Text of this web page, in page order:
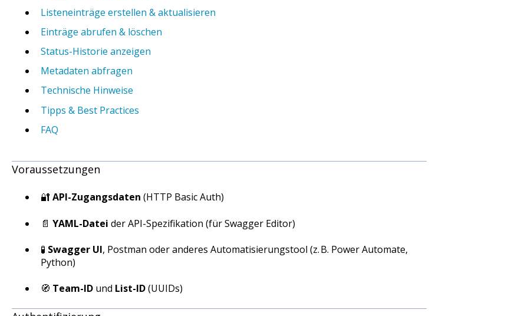
Listeneinträge erstellen & aktualisieren
Einträge abrufen & löschen
Status-Historie anzeigen
Metadaten abfragen
Technische Hinweise
Tipps & Best Practices
FAQ
Voraussetzungen
🔐 API-Zugangsdaten (HTTP Basic Auth)
📄 YAML-Datei der API-Spezifikation (für Swagger Editor)
🧪 Swagger UI, Postman oder anderes Automatisierungstool (z. B. Power Automate,
Python)
🧭 Team-IDund List-ID(UUIDs)